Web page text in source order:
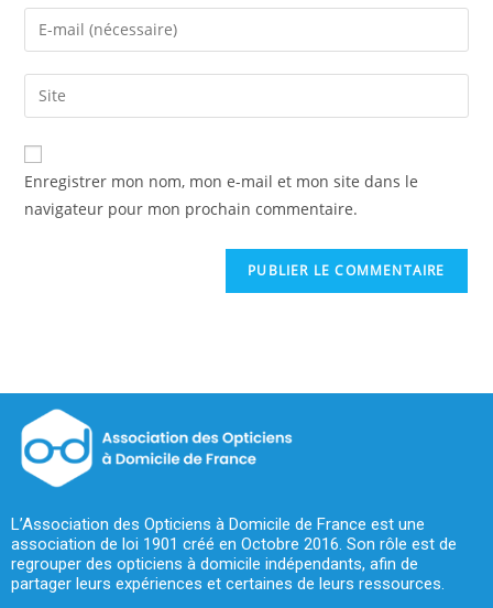
Enregistrer mon nom, mon e-mail et mon site dans le
navigateur pour mon prochain commentaire.
L’Association des Opticiens à Domicile de France est une
association de loi 1901 créé en Octobre 2016. Son rôle est de
regrouper des opticiens à domicile indépendants, afin de
partager leurs expériences et certaines de leurs ressources.